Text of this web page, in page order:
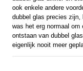
ook enkele andere
dubbel glas precies zijn,
was het erg normaal
ontstaan van dubbel
eigenlijk nooit meer